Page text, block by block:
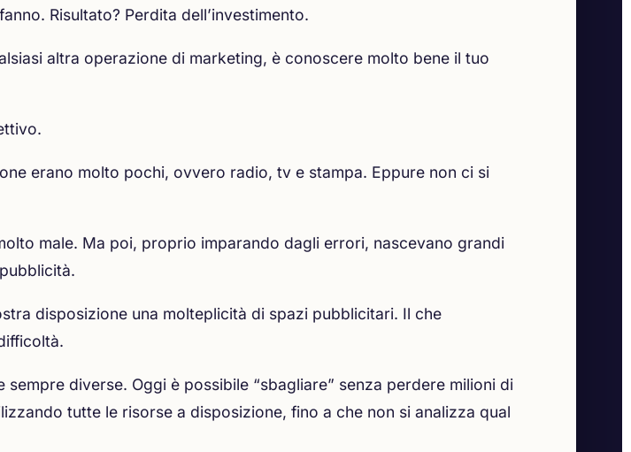
Risultato? Perdita dell’investimento.
altra operazione di marketing, è conoscere molto bene il tuo
erano molto pochi, ovvero radio, tv e stampa. Eppure non ci si
male. Ma poi, proprio imparando dagli errori, nascevano grandi
disposizione una molteplicità di spazi pubblicitari. Il che
diverse. Oggi è possibile “sbagliare” senza perdere milioni di
tutte le risorse a disposizione, fino a che non si analizza qual